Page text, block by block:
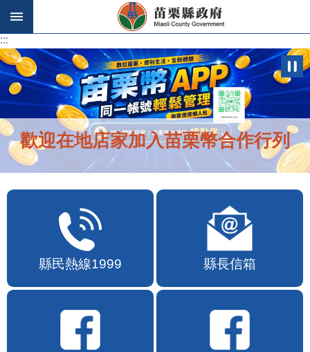
跳到主要內容區塊
:::
:::
歡迎在地店家加入苗栗幣合作行列
縣民熱線1999 縣長信箱